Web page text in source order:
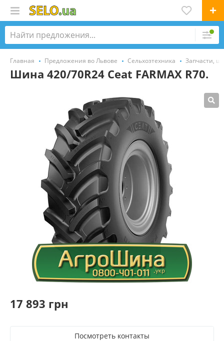
Главная Предложения во Львове Сельхозтехника Запчасти,
Шина 420/70R24 Ceat FARMAX R70.
17 893 грн
Посмотреть контакты